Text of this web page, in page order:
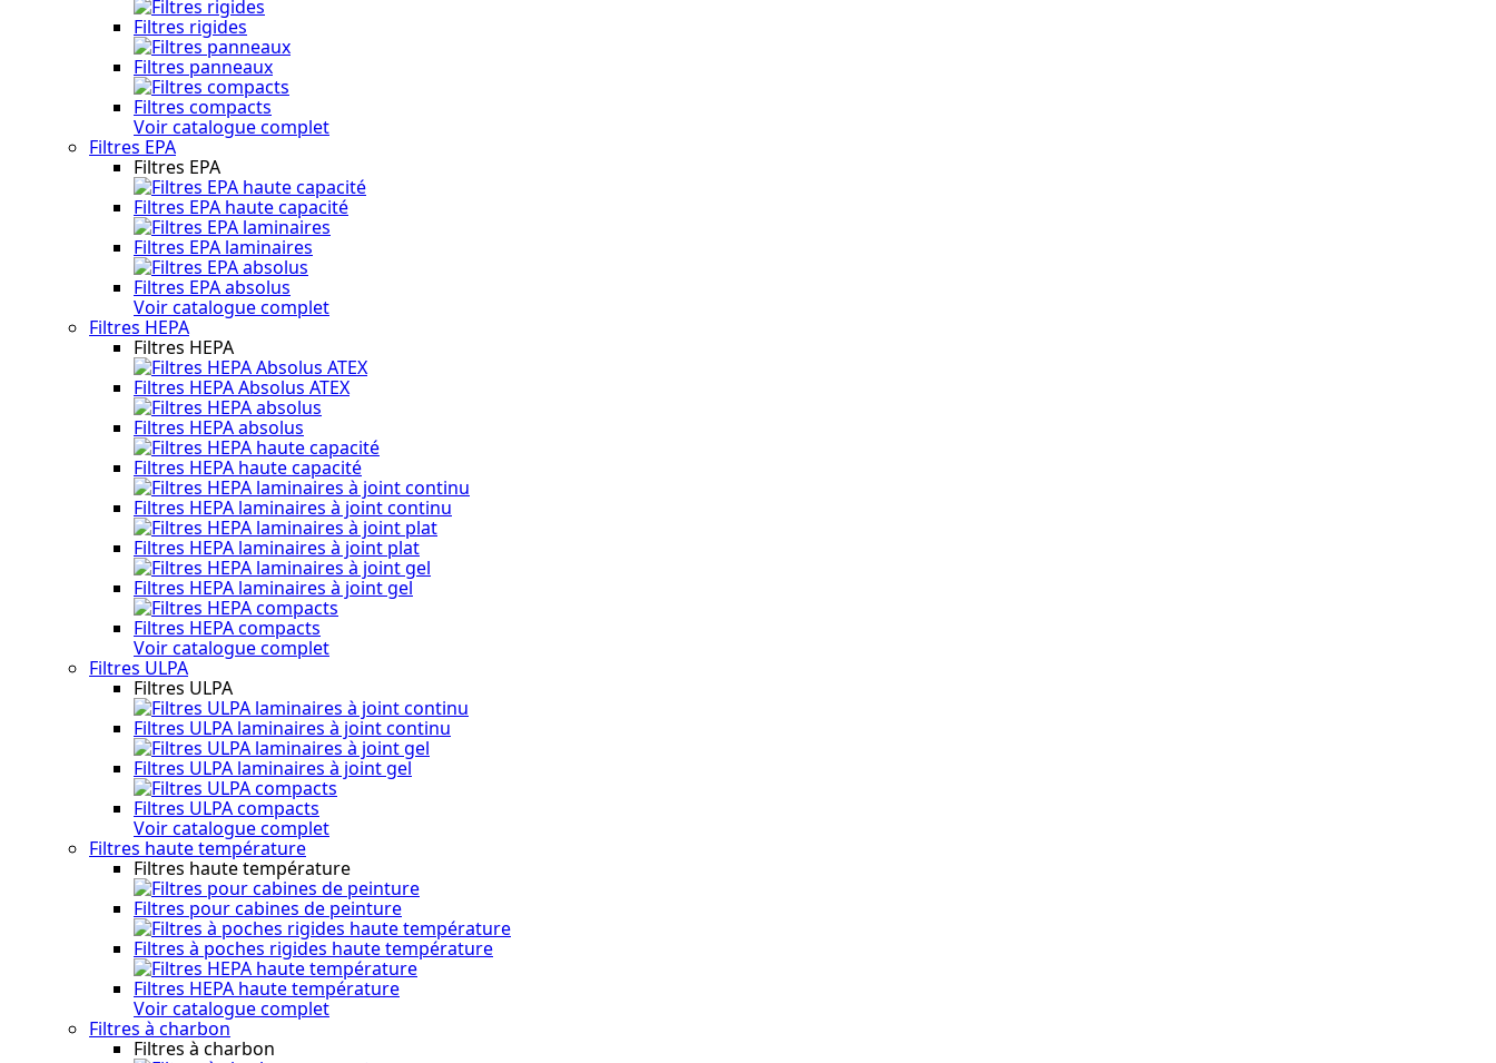
Filtres rigides
Filtres panneaux
Filtres compacts
Voir catalogue complet
Filtres EPA
Filtres EPA
Filtres EPA haute capacité
Filtres EPA laminaires
Filtres EPA absolus
Voir catalogue complet
Filtres HEPA
Filtres HEPA
Filtres HEPA Absolus ATEX
Filtres HEPA absolus
Filtres HEPA haute capacité
Filtres HEPA laminaires à joint continu
Filtres HEPA laminaires à joint plat
Filtres HEPA laminaires à joint gel
Filtres HEPA compacts
Voir catalogue complet
Filtres ULPA
Filtres ULPA
Filtres ULPA laminaires à joint continu
Filtres ULPA laminaires à joint gel
Filtres ULPA compacts
Voir catalogue complet
Filtres haute température
Filtres haute température
Filtres pour cabines de peinture
Filtres à poches rigides haute température
Filtres HEPA haute température
Voir catalogue complet
Filtres à charbon
Filtres à charbon